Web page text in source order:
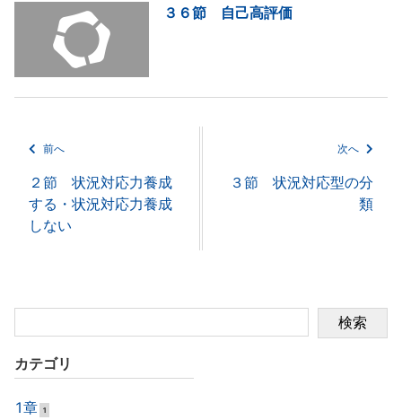
３６節 自己高評価
前へ
２節 状況対応力養成
する・状況対応力養成
しない
次へ
３節 状況対応型の分
類
検索
カテゴリ
1章 1